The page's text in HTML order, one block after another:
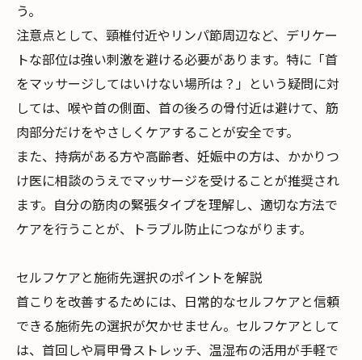
う。
注意点として、頸椎付近やリンパ節周辺など、デリケー
トな部位は強い刺激を避ける必要があります。特に「首
をマッサージしてはいけない場所は？」という疑問に対
しては、喉や首の側面、首の後ろの骨付近は避けて、筋
肉部分だけをやさしくケアすることが安全です。
また、持病がある方や高齢者、妊娠中の方は、かかりつ
け医に相談のうえでマッサージを受けることが推奨され
ます。自分の筋肉の緊張タイプを理解し、適切な方法で
ケアを行うことが、トラブル防止につながります。
セルフケアと施術先選択のポイントを解説
首こりを改善するためには、日常的なセルフケアと信頼
できる施術先の選択が欠かせません。セルフケアとして
は、首回しや肩甲骨ストレッチ、温湿布の活用が手軽で